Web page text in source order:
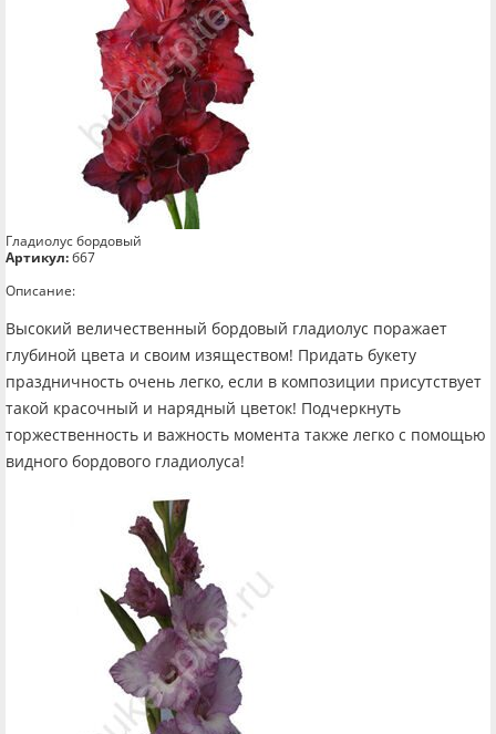
Гладиолус бордовый
Артикул:б67
Описание:
Высокий величественный бордовый гладиолус поражает
глубиной цвета и своим изяществом! Придать букету
праздничность очень легко, если в композиции присутствует
такой красочный и нарядный цветок! Подчеркнуть
торжественность и важность момента также легко с помощью
видного бордового гладиолуса!